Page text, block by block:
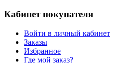
Кабинет покупателя
Войти в личный кабинет
Заказы
Избранное
Где мой заказ?